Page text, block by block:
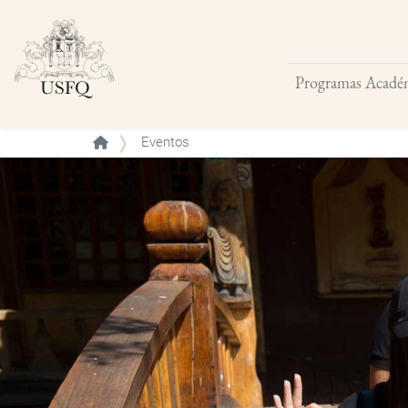
Programas
Buscar
Eventos